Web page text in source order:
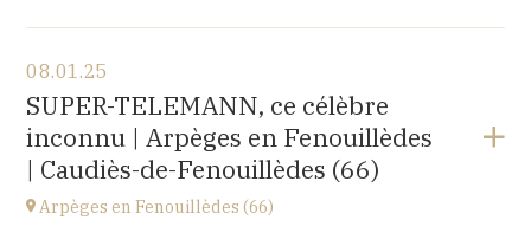
Ancy-le-Franc (89160)
Le Château d’Ancy-le-Franc, 18 Place Clermont-
Tonnerre, 89160 Ancy-le-Franc
at20H00
08.01.25
SUPER-TELEMANN, ce célèbre
inconnu | Arpèges en Fenouillèdes
| Caudiès-de-Fenouillèdes (66)
Arpèges en Fenouillèdes (66)